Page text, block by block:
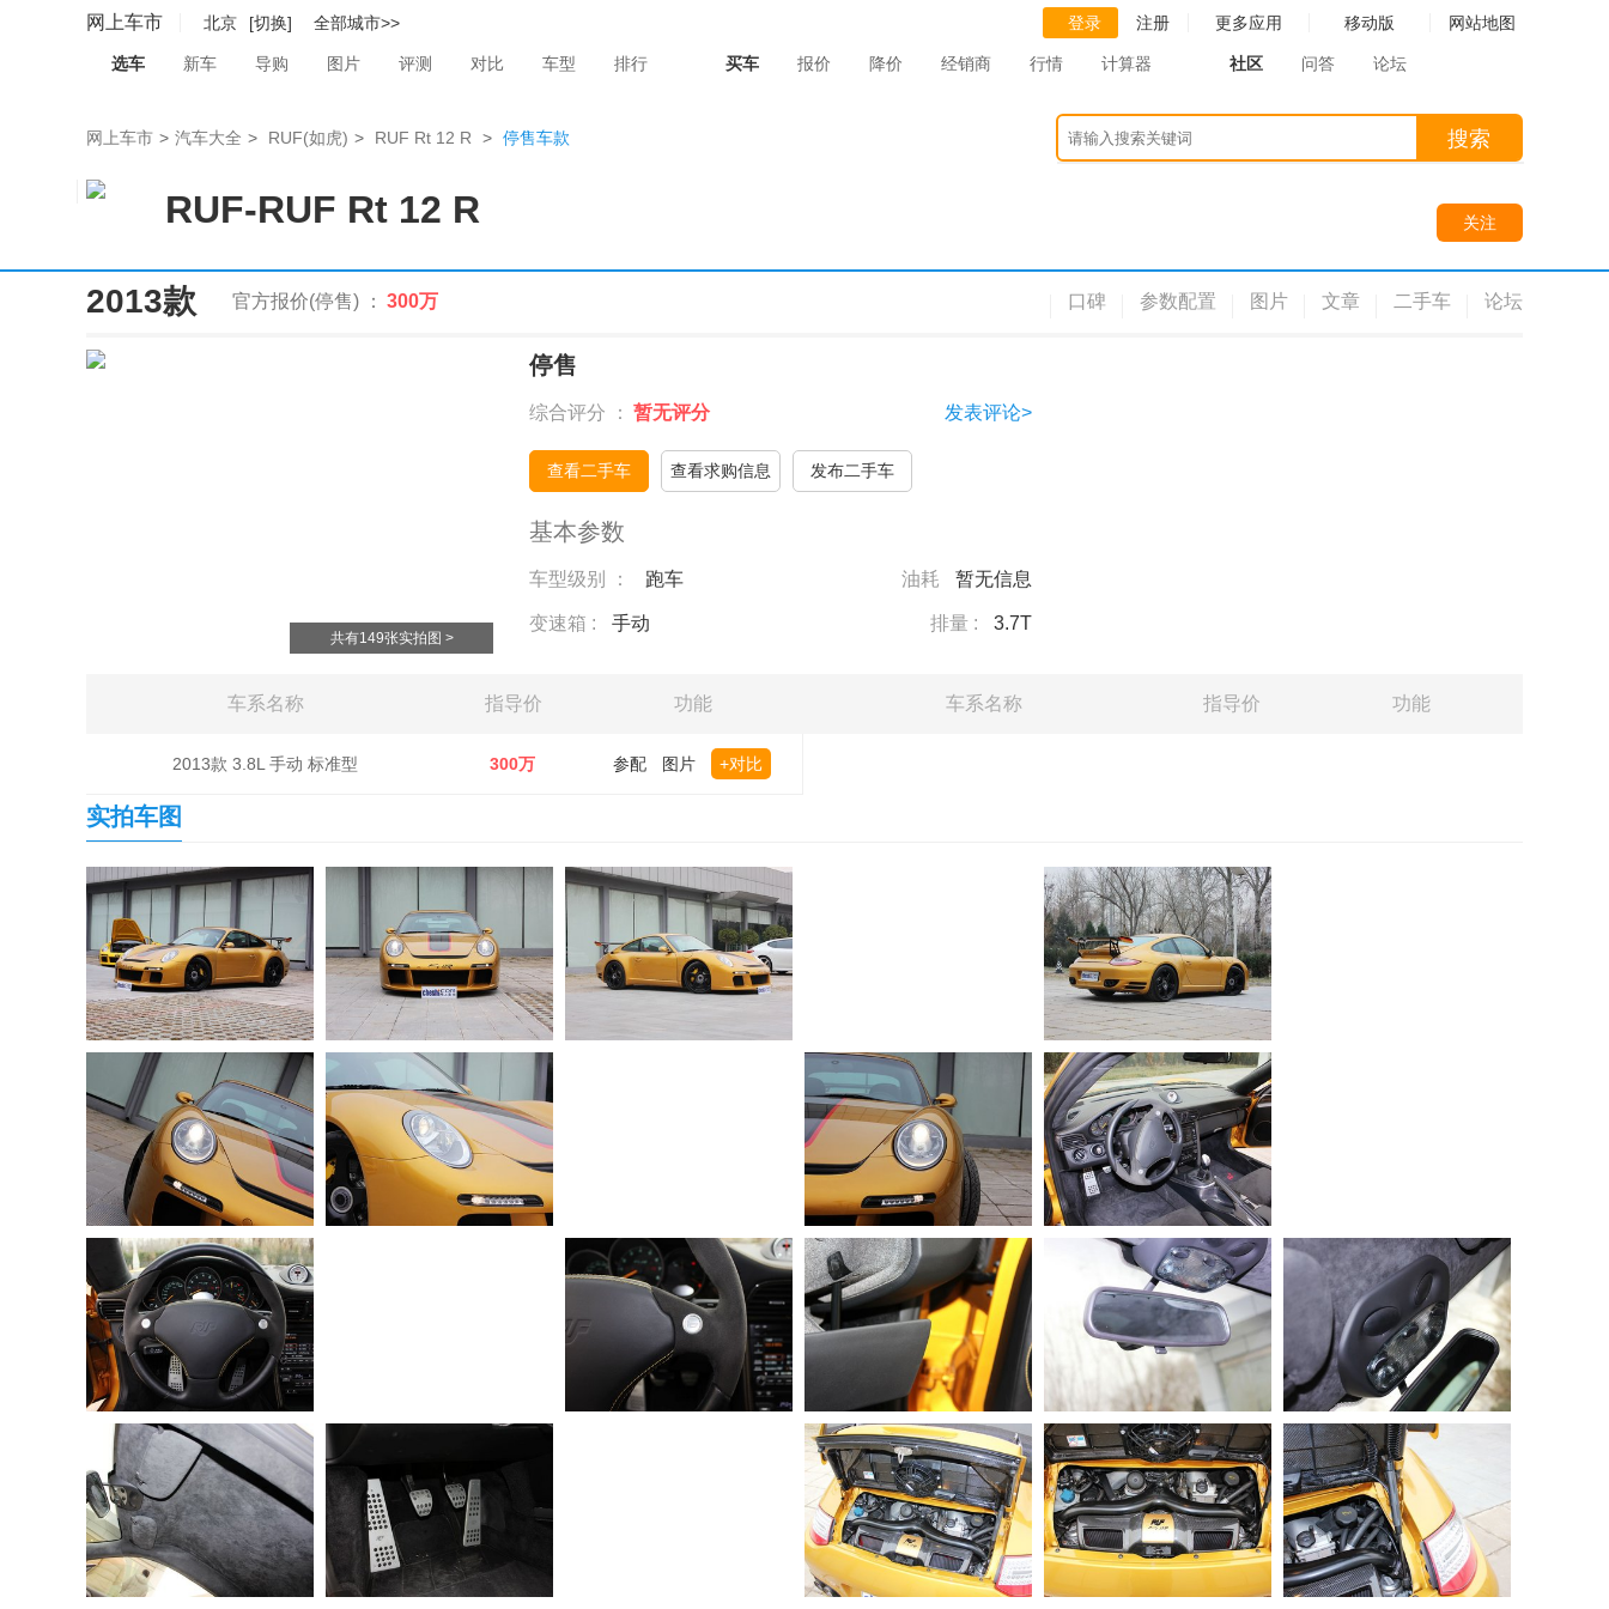
网上车市 北京 [切换] 全部城市>> 登录 注册 更多应用 移动版 网站地图
选车 新车 导购 图片 评测 对比 车型 排行 买车 报价 降价 经销商 行情 计算器 社区 问答 论坛
网上车市 > 汽车大全 > RUF(如虎) > RUF Rt 12 R > 停售车款 搜索
RUF-RUF Rt 12 R 关注
2013款 官方报价(停售) ： 300万 口碑 参数配置 图片 文章 二手车 论坛
共有149张实拍图 >
停售
综合评分 ： 暂无评分 发表评论>
查看二手车 查看求购信息 发布二手车
基本参数
车型级别 ： 跑车 油耗 暂无信息
变速箱 : 手动 排量 : 3.7T
车系名称 指导价 功能 车系名称 指导价 功能
2013款 3.8L 手动 标准型 300万 参配 图片 +对比
实拍车图